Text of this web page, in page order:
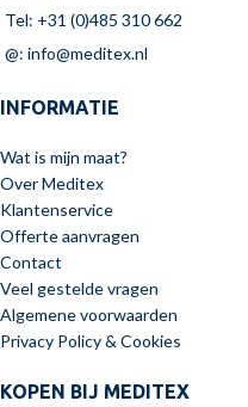
Tel: +31 (0)485 310 662
@: info@meditex.nl
INFORMATIE
Wat is mijn maat?
Over Meditex
Klantenservice
Offerte aanvragen
Contact
Veel gestelde vragen
Algemene voorwaarden
Privacy Policy & Cookies
KOPEN BIJ MEDITEX